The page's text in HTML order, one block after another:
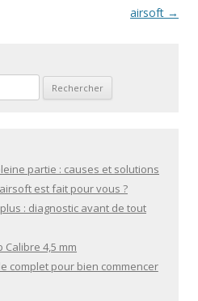
airsoft →
partie : causes et solutions
est fait pour vous ?
: diagnostic avant de tout
4,5 mm
complet pour bien commencer